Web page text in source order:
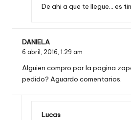
De ahi a que te llegue… es
DANIELA
6 abril, 2016, 1:29 am
Alguien compro por la pagina
pedido? Aguardo comentarios.
Lucas